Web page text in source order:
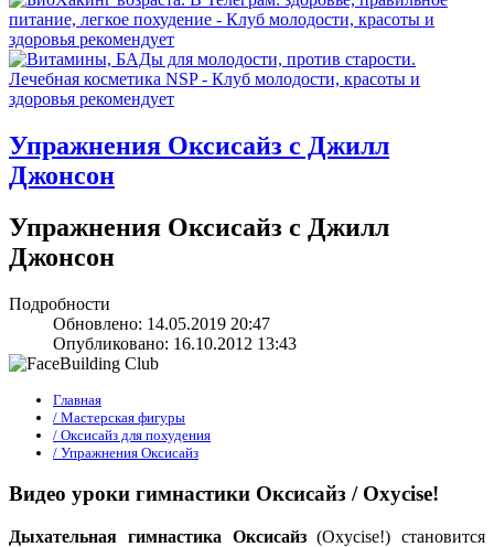
Упражнения Оксисайз с Джилл
Джонсон
Упражнения Оксисайз с Джилл
Джонсон
Подробности
Обновлено: 14.05.2019 20:47
Опубликовано: 16.10.2012 13:43
Главная
/ Мастерская фигуры
/ Оксисайз для похудения
/ Упражнения Оксисайз
Видео уроки гимнастики Оксисайз / Oxycise!
Дыхательная гимнастика Оксисайз(Oxycise!) становится